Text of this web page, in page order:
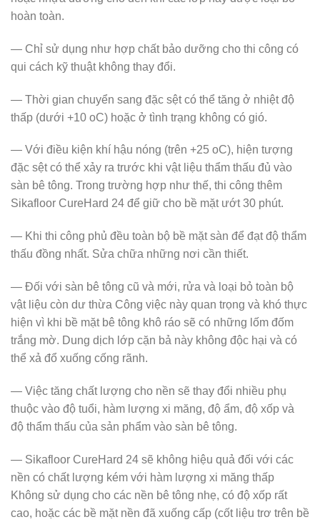
hoàn toàn.
— Chỉ sử dụng như hợp chất bảo dưỡng cho thi công có
qui cách kỹ thuật không thay đổi.
— Thời gian chuyển sang đặc sệt có thể tăng ở nhiệt độ
thấp (dưới +10 oC) hoặc ở tình trạng không có gió.
— Với điều kiện khí hậu nóng (trên +25 oC), hiện tượng
đặc sệt có thể xảy ra trước khi vật liệu thẩm thấu đủ vào
sàn bê tông. Trong trường hợp như thế, thi công thêm
Sikafloor CureHard 24 để giữ cho bề mặt ướt 30 phút.
— Khi thi công phủ đều toàn bộ bề mặt sàn để đạt độ thẩm
thấu đồng nhất. Sửa chữa những nơi cần thiết.
— Đối với sàn bê tông cũ và mới, rửa và loại bỏ toàn bộ
vật liệu còn dư thừa Công việc này quan trọng và khó thực
hiện vì khi bề mặt bê tông khô ráo sẽ có những lốm đốm
trắng mờ. Dung dịch lớp cặn bả này không độc hại và có
thể xả đổ xuống cống rãnh.
— Việc tăng chất lượng cho nền sẽ thay đổi nhiều phụ
thuộc vào độ tuổi, hàm lượng xi măng, độ ẩm, độ xốp và
độ thẩm thấu của sản phẩm vào sàn bê tông.
— Sikafloor CureHard 24 sẽ không hiệu quả đối với các
nền có chất lượng kém với hàm lượng xi măng thấp
Không sử dụng cho các nền bê tông nhẹ, có độ xốp rất
cao, hoặc các bề mặt nền đã xuống cấp (cốt liệu trơ trên bề